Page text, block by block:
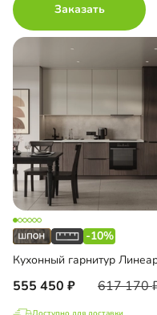
Заказать
-10%
Кухонный гарнитур
555 450 617 170